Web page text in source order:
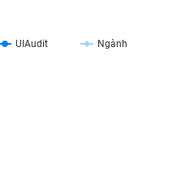
UIAudit Ngành